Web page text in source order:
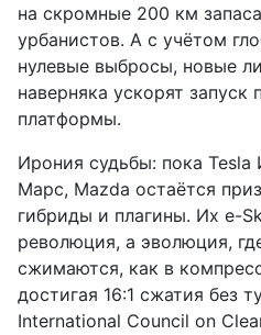
на скромные 200 км
урбанистов. А с учётом
нулевые выбросы, новые
наверняка ускорят запуск
платформы.
Ирония судьбы: пока Tesla
Марс, Mazda остаётся
гибриды и плагины. Их e-
революция, а эволюция,
сжимаются, как в
достигая 16:1 сжатия без
International Council on